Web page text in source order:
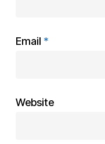
Email *
Website